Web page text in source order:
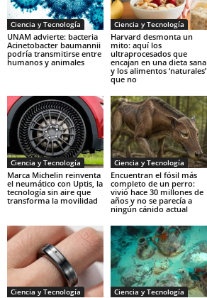
Ciencia y Tecnología
UNAM advierte: bacteria
Acinetobacter baumannii
podría transmitirse entre
humanos y animales
Ciencia y Tecnología
Harvard desmonta un
mito: aquí los
ultraprocesados que
encajan en una dieta sana
y los alimentos ‘naturales’
que no
Ciencia y Tecnología
Marca Michelin reinventa
el neumático con Uptis, la
tecnología sin aire que
transforma la movilidad
Ciencia y Tecnología
Encuentran el fósil más
completo de un perro:
vivió hace 30 millones de
años y no se parecía a
ningún cánido actual
Ciencia y Tecnología Ciencia y Tecnología